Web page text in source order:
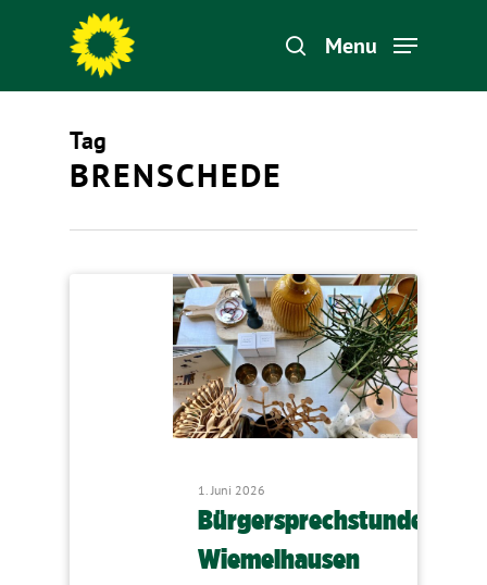
Hit enter to search or ESC to close
Menu
Tag
BRENSCHEDE
1. Juni 2026
Bürgersprechstunde
Wiemelhausen